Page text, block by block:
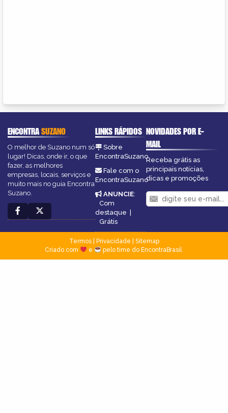
ENCONTRASUZANO
O melhor de Suzano num só
lugar! Dicas, onde ir, o que
fazer, as melhores
empresas, locais, serviços e
muito mais no guia Encontra
Suzano.
LINKS RÁPIDOS
Sobre
EncontraSuzano
Fale com o
EncontraSuzano
ANUNCIE:
Com
destaque
Grátis
NOVIDADES POR E-
MAIL
Receba grátis as
principais notícias,
dicas e promoções
Termos| Privacidade
Sitemap
Criado com
e pelo time do EncontraBrasil